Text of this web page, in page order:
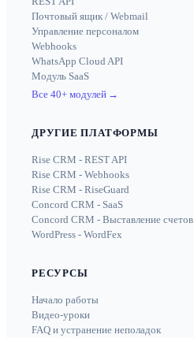
Почтовый ящик / Webmail
Управление персоналом
Webhooks
WhatsApp Cloud API
Модуль SaaS
Все 40+ модулей →
ДРУГИЕ ПЛАТФОРМЫ
Rise CRM - REST API
Rise CRM - Webhooks
Rise CRM - RiseGuard
Concord CRM - SaaS
Concord CRM - Выставление счетов
WordPress - WordFex
РЕСУРСЫ
Начало работы
Видео-уроки
FAQ и устранение неполадок